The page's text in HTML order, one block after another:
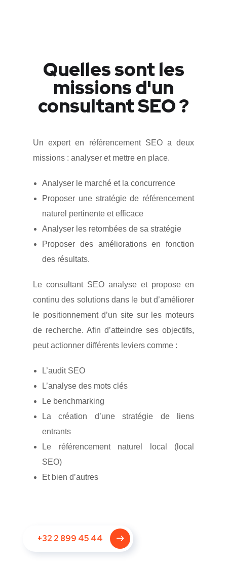
Quelles sont les
missions d'un
consultant SEO ?
Un expert en référencement SEO a deux
missions : analyser et mettre en place.
Analyser le marché et la concurrence
Proposer une stratégie de référencement
naturel pertinente et efficace
Analyser les retombées de sa stratégie
Proposer des améliorations en fonction
des résultats.
Le consultant SEO analyse et propose en
continu des solutions dans le but d’améliorer
le positionnement d’un site sur les moteurs
de recherche. Afin d’atteindre ses objectifs,
peut actionner différents leviers comme :
L’audit SEO
L’analyse des mots clés
Le benchmarking
La création d’une stratégie de liens
entrants
Le référencement naturel local (local
SEO)
Et bien d’autres
+32 2 899 45 44